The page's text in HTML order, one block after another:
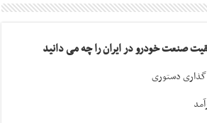
صنعت خودرو در ایران را چه می دانید
دستوری